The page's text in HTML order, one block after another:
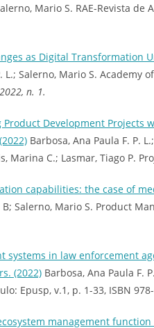
Mario S. RAE-Revista
as Digital Transformation
L.; Salerno, Mario S. Academy
n. 1.
Development Projects
Barbosa, Ana Paula F. P.
Marina C.; Lasmar, Tiago P.
capabilities: the case of
B; Salerno, Mario S. Product
systems in law enforcement
(2022) Barbosa, Ana Paula F.
Epusp, v.1, p. 1-33, ISBN
management function